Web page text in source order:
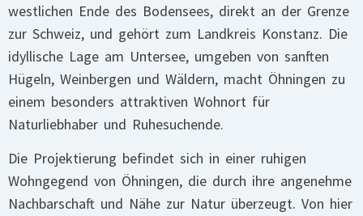
westlichen Ende des Bodensees, direkt an der Grenze
zur Schweiz, und gehört zum Landkreis Konstanz. Die
idyllische Lage am Untersee, umgeben von sanften
Hügeln, Weinbergen und Wäldern, macht Öhningen zu
einem besonders attraktiven Wohnort für
Naturliebhaber und Ruhesuchende.
Die Projektierung befindet sich in einer ruhigen
Wohngegend von Öhningen, die durch ihre angenehme
Nachbarschaft und Nähe zur Natur überzeugt. Von hier